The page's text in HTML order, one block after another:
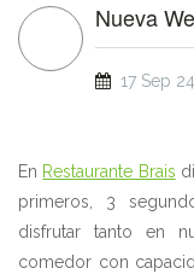
Nueva
17 Sep 24
En Restaurante Brais
primeros, 3
disfrutar tanto en
comedor con